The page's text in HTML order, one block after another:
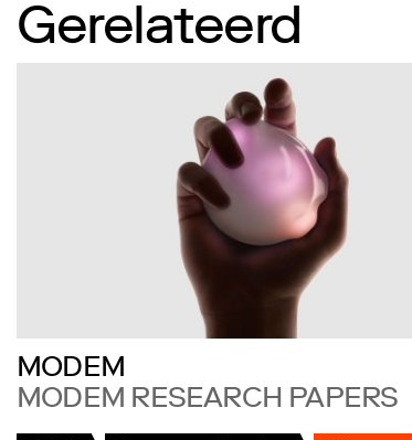
Gerelateerd
MODEM
MODEM RESEARCH PAPERS